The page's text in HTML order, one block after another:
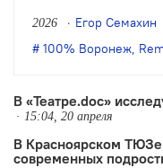
театральных
лет. Это
будут их
узнаем…
2026
Егор Семахин
100% Воронеж,
В «Театре.doc»
15:04, 20 апреля
В Красноярском
современных